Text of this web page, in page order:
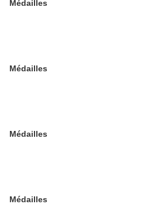
Médailles
Médailles
Médailles
Médailles